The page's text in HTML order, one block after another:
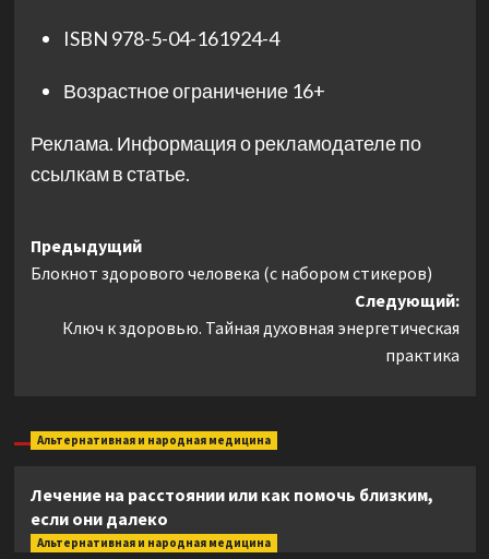
ISBN 978-5-04-161924-4
Возрастное ограничение 16+
Реклама. Информация о рекламодателе по
ссылкам в статье.
Навигация
записи
Предыдущий
Блокнот здорового человека (с набором стикеров)
Следующий:
Ключ к здоровью. Тайная духовная энергетическая
практика
Альтернативная и народная медицина
Лечение на расстоянии или как помочь близким,
если они далеко
Альтернативная и народная медицина